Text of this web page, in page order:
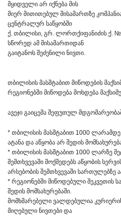
მყიდველი არ იქნება მის
მიერ მითითებულ მისამართზე
ცენტრალურ საწყობში
ქ. თბილისი, გრ. ლორთქიფანიძის ქ.
სწორედ ამ მისამართიდან
გაიტანოს შეძენილი ნივთი.
თბილისის მასშტაბით მიწოდების
რეგიონებში მიწოდება მოხდება
ავეჯი გაიცემა შეფუთულ
* თბილისის მასშტაბით 1000
ატანა და აწყობა არ შედის
* თბილისის მასშტაბით 1000 ლარზე
შემთხვევაში მოქმედებს აწყობის
არსებობის შემთხვევაში სართულებზე
* რეგიონებში მიწოდებული შეკვეთის
შედის მომსახურებაში.
მომხმარებელი ვალდებულია
მიღებული ნივთები და